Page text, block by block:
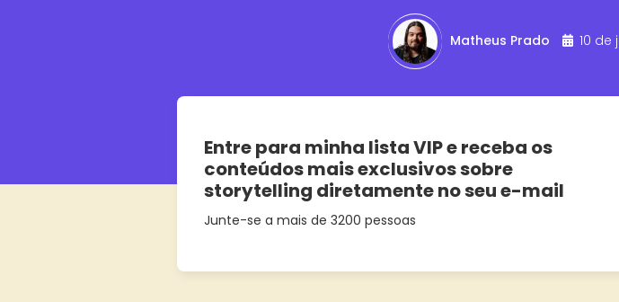
Matheus Prado 10 de
Entre para minha lista VIP e receba os
conteúdos mais exclusivos sobre
storytelling diretamente no seu e-mail
Junte-se a mais de 3200 pessoas